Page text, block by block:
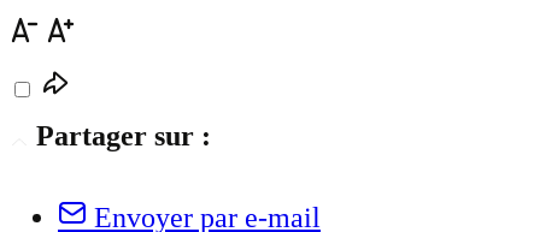
Partager sur :
Envoyer par e-mail